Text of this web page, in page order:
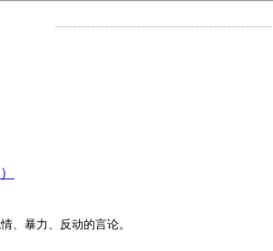
------------------------------------------------
、暴力、反动的言论。